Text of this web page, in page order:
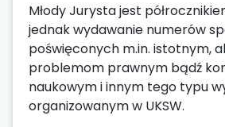
Młody Jurysta jest
jednak wydawanie numerów
poświęconych m.in. istotnym,
problemom prawnym bądź
naukowym i innym tego typu
organizowanym w UKSW.